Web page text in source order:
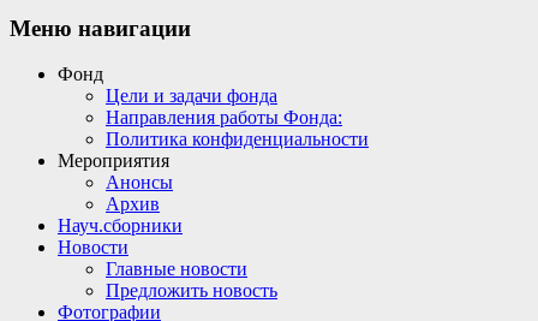
Меню навигации
Фонд
Цели и задачи фонда
Направления работы Фонда:
Политика конфиденциальности
Мероприятия
Анонсы
Архив
Науч.сборники
Новости
Главные новости
Предложить новость
Фотографии